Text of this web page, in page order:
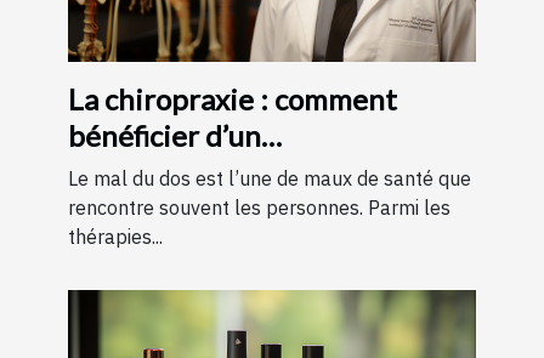
La chiropraxie : comment
bénéficier d’un
remboursement ?
Le mal du dos est l’une de maux de santé que
rencontre souvent les personnes. Parmi les
thérapies...